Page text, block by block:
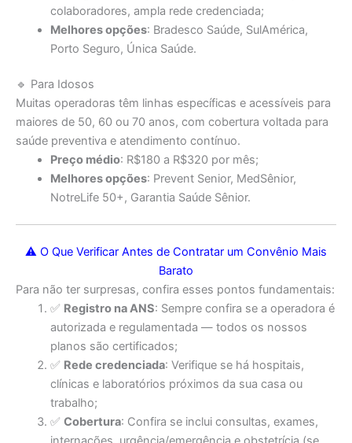
colaboradores, ampla rede credenciada;
Melhores opções: Bradesco Saúde, SulAmérica,
Porto Seguro, Única Saúde.
🔹 Para Idosos
Muitas operadoras têm linhas específicas e acessíveis para
maiores de 50, 60 ou 70 anos, com cobertura voltada para
saúde preventiva e atendimento contínuo.
Preço médio: R$180 a R$320 por mês;
Melhores opções: Prevent Senior, MedSênior,
NotreLife 50+, Garantia Saúde Sênior.
⚠️ O Que Verificar Antes de Contratar um Convênio Mais
Barato
Para não ter surpresas, confira esses pontos fundamentais:
✅ Registro na ANS: Sempre confira se a operadora é
autorizada e regulamentada — todos os nossos
planos são certificados;
✅ Rede credenciada: Verifique se há hospitais,
clínicas e laboratórios próximos da sua casa ou
trabalho;
✅ Cobertura: Confira se inclui consultas, exames,